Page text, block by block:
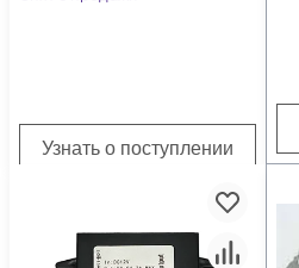
Узнать о поступлении